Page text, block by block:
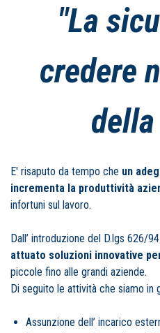
"La
credere
E' risaputo da tempo che un
incrementa la produttività
infortuni sul lavoro.
Dall’ introduzione del D.lgs 626/
attuato soluzioni innovative
piccole fino alle grandi aziende.
Di seguito le attività che siamo in
Assunzione dell’ incarico